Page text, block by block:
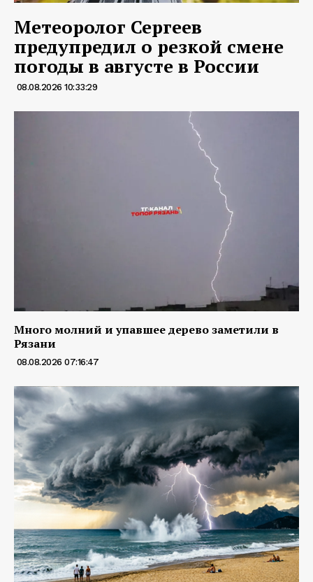
Метеоролог Сергеев
предупредил о резкой смене
погоды в августе в России
08.08.2026 10:33:29
Много молний и упавшее дерево заметили в
Рязани
08.08.2026 07:16:47